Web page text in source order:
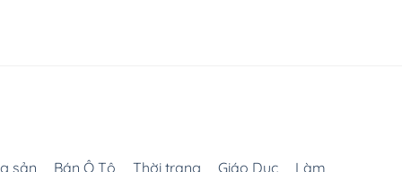
sản Bán Ô Tô Thời trang Giáo Dục Làm